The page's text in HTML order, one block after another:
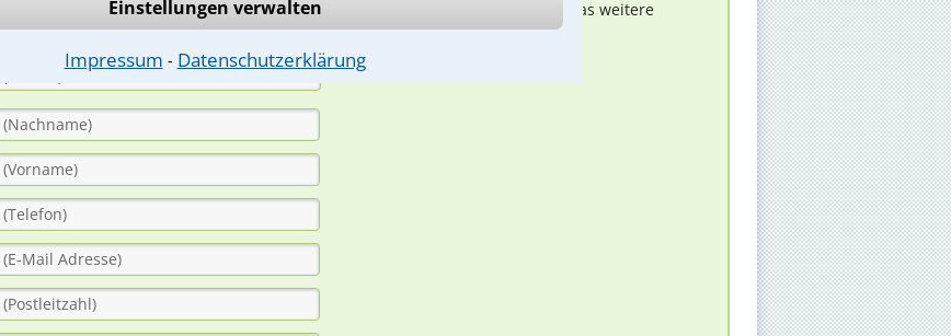
Einstellungen verwalten
Impressum ⁃ Datenschutzerklärung
werden sich spezialisierte Rechtsanwälte bei Ihnen melden, um das weitere
durch einen Anwalt ist für Sie kostenlos.